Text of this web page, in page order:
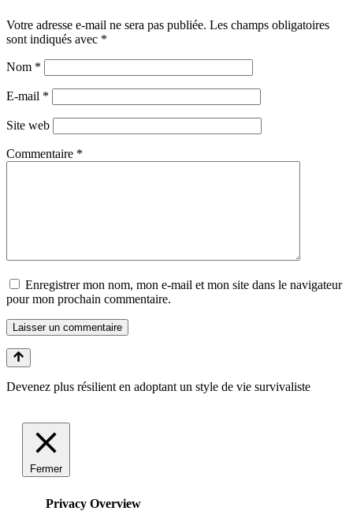
Votre adresse e-mail ne sera pas publiée. Les champs obligatoires
sont indiqués avec *
Nom *
E-mail *
Site web
Commentaire *
Enregistrer mon nom, mon e-mail et mon site dans le navigateur
pour mon prochain commentaire.
Devenez plus résilient en adoptant un style de vie survivaliste
Fermer
Privacy Overview